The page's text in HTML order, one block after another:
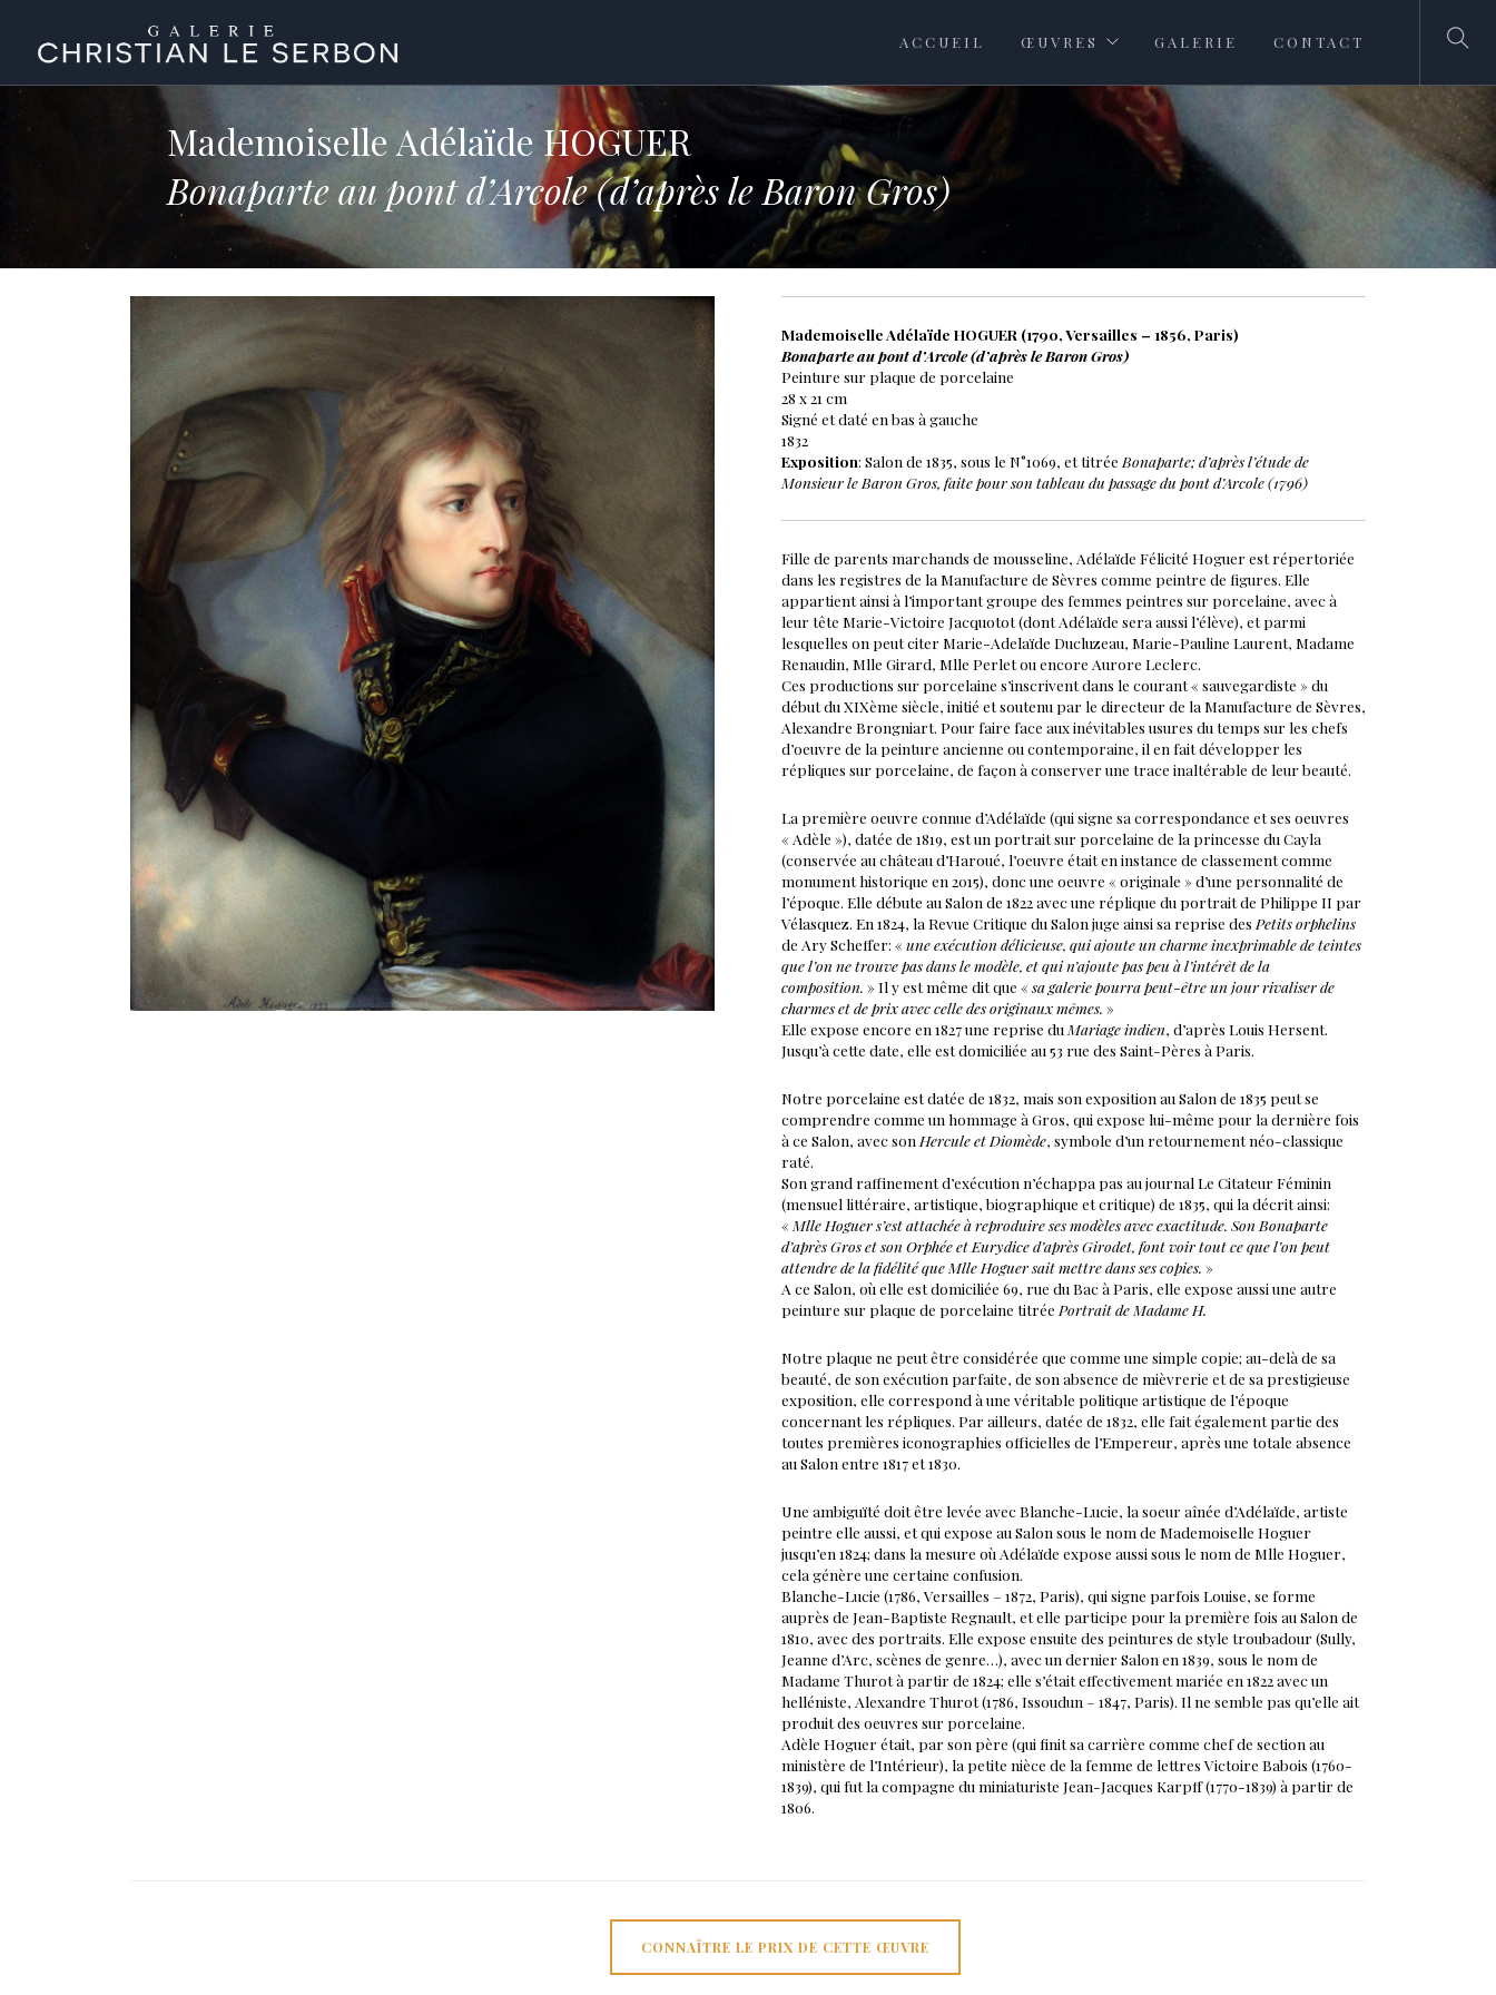
ACCUEIL ŒUVRES GALERIE CONTACT
Mademoiselle Adélaïde HOGUER
Bonaparte au pont d’Arcole (d’après le Baron Gros)
Mademoiselle Adélaïde HOGUER (1790, Versailles – 1856, Paris)
Bonaparte au pont d’Arcole (d’après le Baron Gros)
Peinture sur plaque de porcelaine
28 x 21 cm
Signé et daté en bas à gauche
1832
Exposition: Salon de 1835, sous le N°1069, et titrée Bonaparte; d’après l’étude de
Monsieur le Baron Gros, faite pour son tableau du passage du pont d’Arcole (1796)
Fille de parents marchands de mousseline, Adélaïde Félicité Hoguer est répertoriée
dans les registres de la Manufacture de Sèvres comme peintre de figures. Elle
appartient ainsi à l’important groupe des femmes peintres sur porcelaine, avec à
leur tête Marie-Victoire Jacquotot (dont Adélaïde sera aussi l’élève), et parmi
lesquelles on peut citer Marie-Adelaïde Ducluzeau, Marie-Pauline Laurent, Madame
Renaudin, Mlle Girard, Mlle Perlet ou encore Aurore Leclerc.
Ces productions sur porcelaine s’inscrivent dans le courant « sauvegardiste » du
début du XIXème siècle, initié et soutenu par le directeur de la Manufacture de Sèvres,
Alexandre Brongniart. Pour faire face aux inévitables usures du temps sur les chefs
d’oeuvre de la peinture ancienne ou contemporaine, il en fait développer les
répliques sur porcelaine, de façon à conserver une trace inaltérable de leur beauté.
La première oeuvre connue d’Adélaïde (qui signe sa correspondance et ses oeuvres
« Adèle »), datée de 1819, est un portrait sur porcelaine de la princesse du Cayla
(conservée au château d’Haroué, l’oeuvre était en instance de classement comme
monument historique en 2015), donc une oeuvre « originale » d’une personnalité de
l’époque. Elle débute au Salon de 1822 avec une réplique du portrait de Philippe II par
Vélasquez. En 1824, la Revue Critique du Salon juge ainsi sa reprise des Petits orphelins
de Ary Scheffer: « une exécution délicieuse, qui ajoute un charme inexprimable de teintes
que l’on ne trouve pas dans le modèle, et qui n’ajoute pas peu à l’intérêt de la
composition. » Il y est même dit que «sa galerie pourra peut-être un jour rivaliser de
charmes et de prix avec celle des originaux mêmes. »
Elle expose encore en 1827 une reprise du Mariage indien, d’après Louis Hersent.
Jusqu’à cette date, elle est domiciliée au 53 rue des Saint-Pères à Paris.
Notre porcelaine est datée de 1832, mais son exposition au Salon de 1835 peut se
comprendre comme un hommage à Gros, qui expose lui-même pour la dernière fois
à ce Salon, avec son Hercule et Diomède, symbole d’un retournement néo-classique
raté.
Son grand raffinement d’exécution n’échappa pas au journal Le Citateur Féminin
(mensuel littéraire, artistique, biographique et critique) de 1835, qui la décrit ainsi:
« Mlle Hoguer s’est attachée à reproduire ses modèles avec exactitude. Son Bonaparte
d’après Gros et son Orphée et Eurydice d’après Girodet, font voir tout ce que l’on peut
attendre de la fidélité que Mlle Hoguer sait mettre dans ses copies. »
A ce Salon, où elle est domiciliée 69, rue du Bac à Paris, elle expose aussi une autre
peinture sur plaque de porcelaine titrée Portrait de Madame H.
Notre plaque ne peut être considérée que comme une simple copie; au-delà de sa
beauté, de son exécution parfaite, de son absence de mièvrerie et de sa prestigieuse
exposition, elle correspond à une véritable politique artistique de l’époque
concernant les répliques. Par ailleurs, datée de 1832, elle fait également partie des
toutes premières iconographies officielles de l’Empereur, après une totale absence
au Salon entre 1817 et 1830.
Une ambiguïté doit être levée avec Blanche-Lucie, la soeur aînée d’Adélaïde, artiste
peintre elle aussi, et qui expose au Salon sous le nom de Mademoiselle Hoguer
jusqu’en 1824; dans la mesure où Adélaïde expose aussi sous le nom de Mlle Hoguer,
cela génère une certaine confusion.
Blanche-Lucie (1786, Versailles – 1872, Paris), qui signe parfois Louise, se forme
auprès de Jean-Baptiste Regnault, et elle participe pour la première fois au Salon de
1810, avec des portraits. Elle expose ensuite des peintures de style troubadour (Sully,
Jeanne d’Arc, scènes de genre…), avec un dernier Salon en 1839, sous le nom de
Madame Thurot à partir de 1824; elle s’était effectivement mariée en 1822 avec un
helléniste, Alexandre Thurot (1786, Issoudun – 1847, Paris). Il ne semble pas qu’elle ait
produit des oeuvres sur porcelaine.
Adèle Hoguer était, par son père (qui finit sa carrière comme chef de section au
ministère de l’Intérieur), la petite nièce de la femme de lettres Victoire Babois (1760-
1839), qui fut la compagne du miniaturiste Jean-Jacques Karpff (1770-1839) à partir de
1806.
CONNAÎTRE LE PRIX DE CETTE ŒUVRE